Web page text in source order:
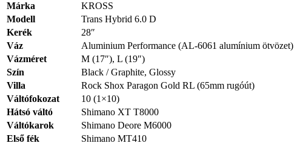
Márka
KROSS
Modell
Trans Hybrid 6.0 D
Kerék
28″
Váz
Aluminium Performance (AL-6061 alumínium ötvözet)
Vázméret
M (17″), L (19″)
Szín
Black / Graphite, Glossy
Villa
Rock Shox Paragon Gold RL (65mm rugóút)
Váltófokozat
10 (1×10)
Hátsó váltó
Shimano XT T8000
Váltókarok
Shimano Deore M6000
Első fék
Shimano MT410